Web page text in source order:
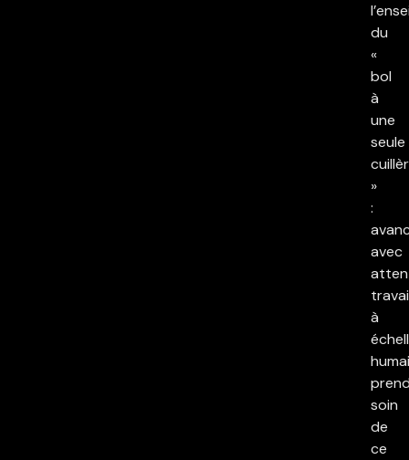
du
«
bol
à
une
seule
»
:
avec
à
soin
de
ce